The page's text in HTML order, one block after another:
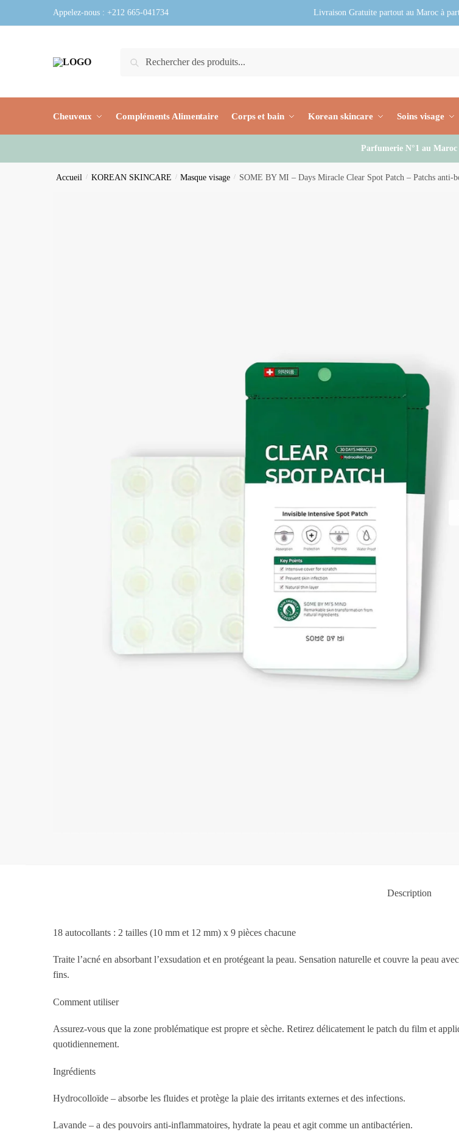
Appelez-nous : +212 665-041734 Livraison Gratuite partout au Maroc à
Recherche
Cheuveux Compléments Alimentaire Corps et bain Korean skincare Soins visage
Parfumerie N°1 au Maroc
Accueil / KOREAN SKINCARE / Masque visage / SOME BY MI – Days Miracle Clear Spot Patch – Patchs anti-
Description
18 autocollants : 2 tailles (10 mm et 12 mm) x 9 pièces chacune
Traite l’acné en absorbant l’exsudation et en protégeant la peau. Sensation naturelle et couvre la peau
fins.
Comment utiliser
Assurez-vous que la zone problématique est propre et sèche. Retirez délicatement le patch du film et
quotidiennement.
Ingrédients
Hydrocolloïde – absorbe les fluides et protège la plaie des irritants externes et des infections.
Lavande – a des pouvoirs anti-inflammatoires, hydrate la peau et agit comme un antibactérien.